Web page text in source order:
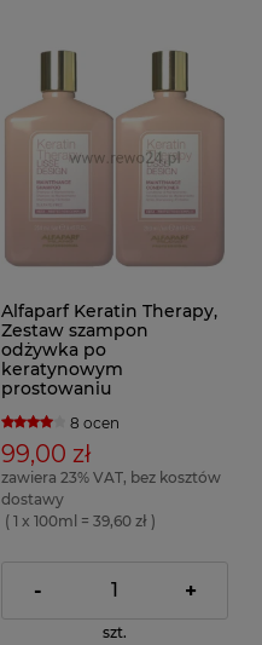
Alfaparf Keratin Therapy,
Zestaw szampon
odżywka po
keratynowym
prostowaniu
8 ocen
99,00 zł
zawiera 23% VAT, bez kosztów
dostawy
( 1 x 100ml = 39,60 zł )
- +
szt.